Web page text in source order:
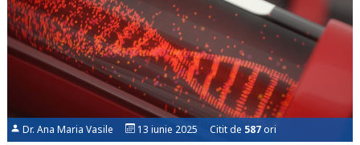
Dr. Ana Maria Vasile 13 iunie 2025 Citit de 587ori